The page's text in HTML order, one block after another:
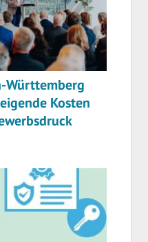
Württemberg
Kosten